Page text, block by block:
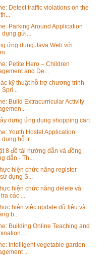
Detect traffic violations on the
Parking Around Application
gửi...
ứng dụng Java Web với
Petite Hero – Children
and De...
kỹ thuật hỗ trợ chương trình
Build Extracurricular Activity
dựng ứng dụng shopping cart
Youth Hostel Application
hỗ tr...
8 đề tài hướng dẫn và đồng
dẫn - Th...
hiện chức năng register
dụng S...
hiện chức năng delete và
các ...
hiện việc update dữ liệu và
b...
Building Online Teaching and
Intelligent vegetable garden
...